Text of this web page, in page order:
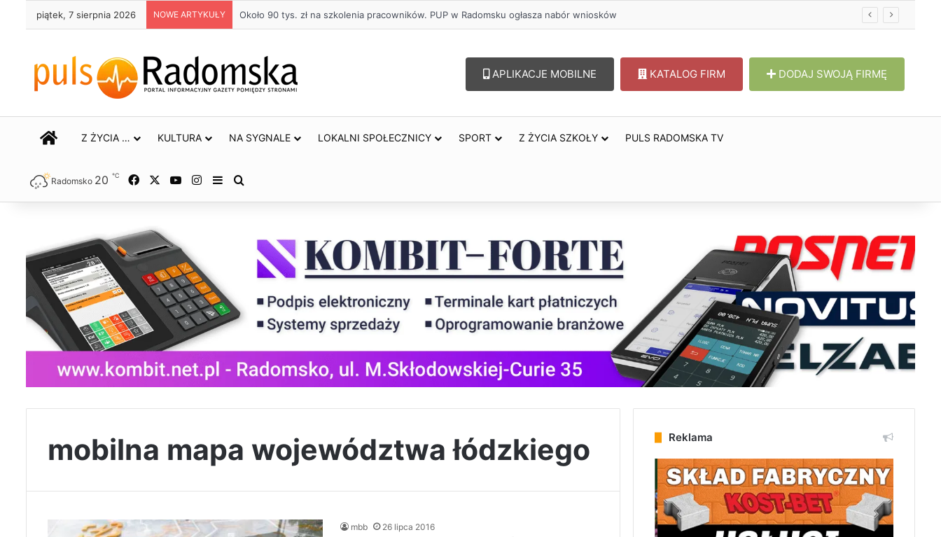
piątek, 7 sierpnia 2026 NOWE ARTYKUŁY Około 90 tys. zł na szkolenia pracowników. PUP w Radomsku ogłasza nabór wniosków
APLIKACJE MOBILNE KATALOG FIRM DODAJ SWOJĄ FIRMĘ
STRONA GŁÓWNA
Z ŻYCIA … KULTURA NA SYGNALE LOKALNI SPOŁECZNICY SPORT Z ŻYCIA SZKOŁY PULS RADOMSKA TV
Radomsko 20 ℃ Facebook YouTubeInstagram
Sidebar
mobilna mapa województwa łódzkiego
mbb 26 lipca 2016
Reklama